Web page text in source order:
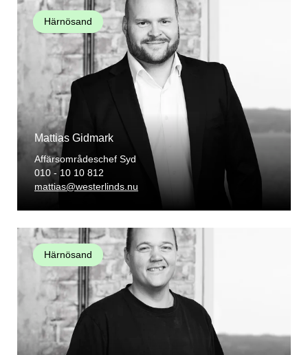
Härnösand
Mattias Gidmark
Affärsområdeschef Syd
010 - 10 10 812
mattias@westerlinds.nu
Härnösand